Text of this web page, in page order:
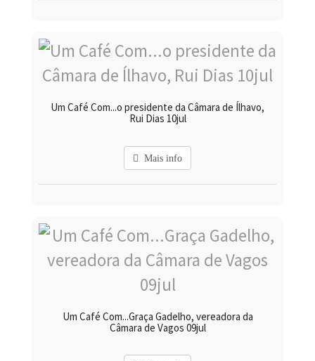
Um Café Com...o presidente da Câmara de Ílhavo,
Rui Dias 10jul
Mais info
Um Café Com...Graça Gadelho, vereadora da
Câmara de Vagos 09jul